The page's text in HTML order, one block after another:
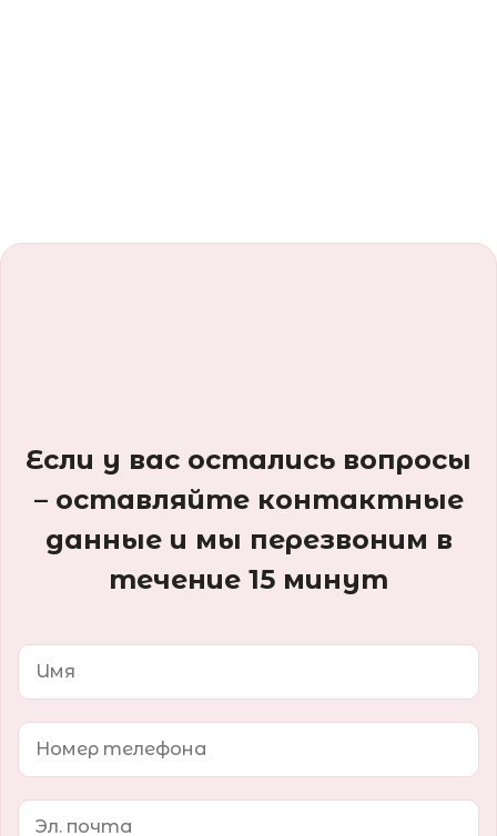
Если у вас остались вопросы
– оставляйте контактные
данные и мы перезвоним в
течение 15 минут